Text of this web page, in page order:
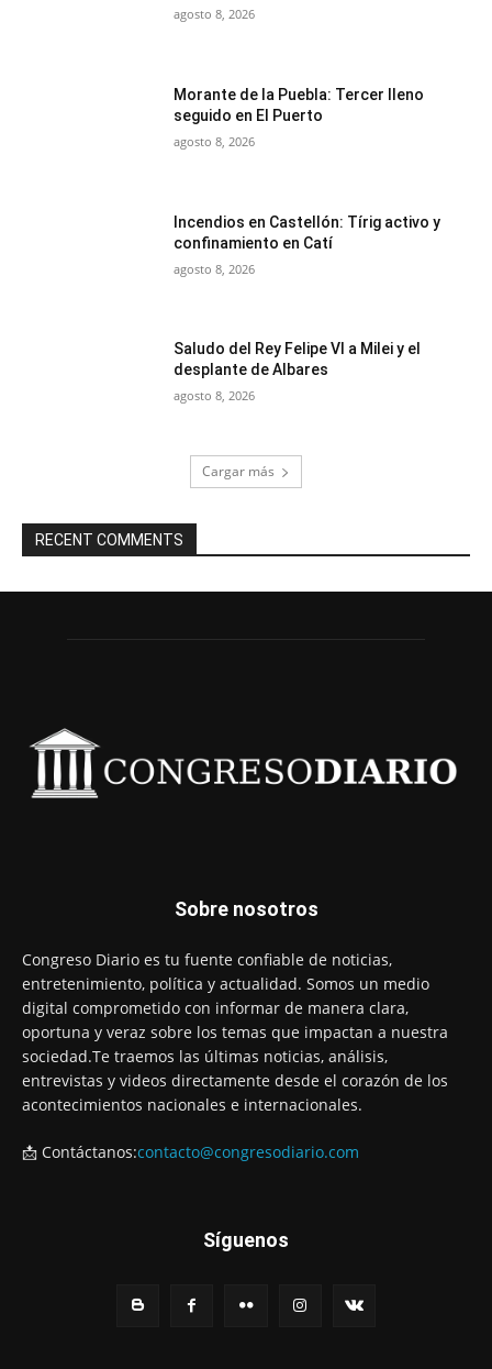
agosto 8, 2026
Morante de la Puebla: Tercer lleno
seguido en El Puerto
agosto 8, 2026
Incendios en Castellón: Tírig activo y
confinamiento en Catí
agosto 8, 2026
Saludo del Rey Felipe VI a Milei y el
desplante de Albares
agosto 8, 2026
Cargar más
RECENT COMMENTS
Sobre nosotros
Congreso Diario es tu fuente confiable de noticias,
entretenimiento, política y actualidad. Somos un medio
digital comprometido con informar de manera clara,
oportuna y veraz sobre los temas que impactan a nuestra
sociedad.Te traemos las últimas noticias, análisis,
entrevistas y videos directamente desde el corazón de los
acontecimientos nacionales e internacionales.
📩 Contáctanos:contacto@congresodiario.com
Síguenos